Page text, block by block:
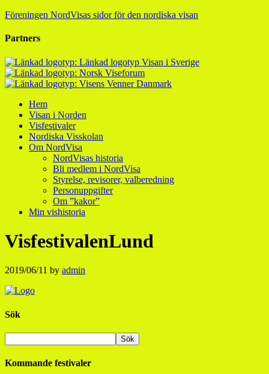
Föreningen NordVisas sidor för den nordiska visan
Partners
Hem
Visan i Norden
Visfestivaler
Nordiska Visskolan
Om NordVisa
NordVisas historia
Bli medlem i NordVisa
Styrelse, revisorer, valberedning
Personuppgifter
Om ”kakor”
Min vishistoria
VisfestivalenLund
2019/06/11 by admin
Sök
Kommande festivaler